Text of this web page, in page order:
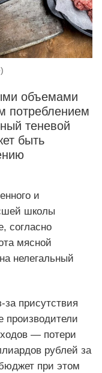
объемами
потреблением
теневой
быть
и
школы
согласно
мясной
нелегальный
присутствия
производители
— потери
рублей за
при этом